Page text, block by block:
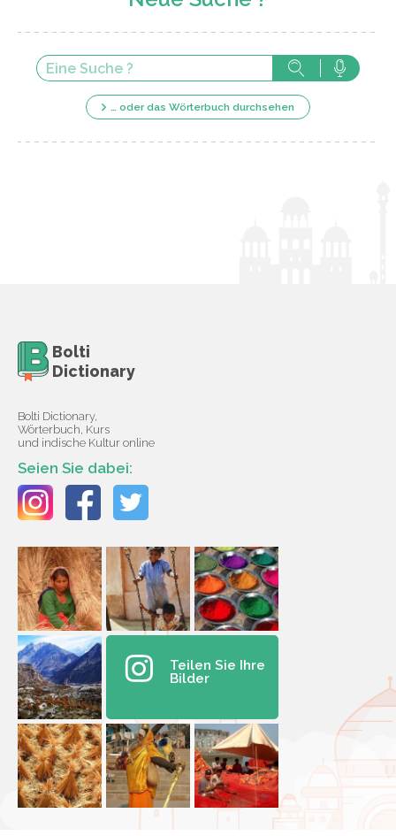
… oder das Wörterbuch durchsehen
Bolti
Dictionary
Bolti Dictionary,
Wörterbuch, Kurs
und indische Kultur online
Seien Sie dabei:
Teilen Sie Ihre
Bilder